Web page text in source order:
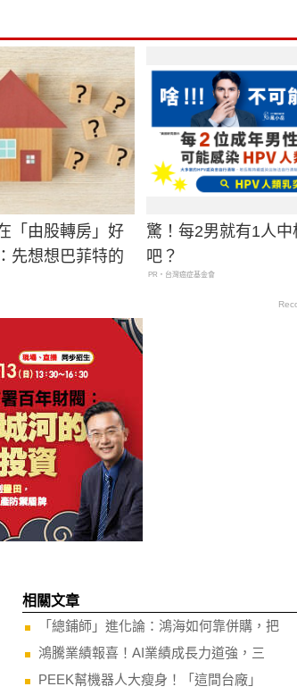
「由股轉房」好
先想想巴菲特的
驚！每2男就有1人
吧？
PR・台灣癌症基金會
相關文章
「總鋪師」進化論：鴻海如何靠併購，把
鴻騰業績報喜！AI業績成長力道強，三
PEEK幫機器人大瘦身！「這間台廠」